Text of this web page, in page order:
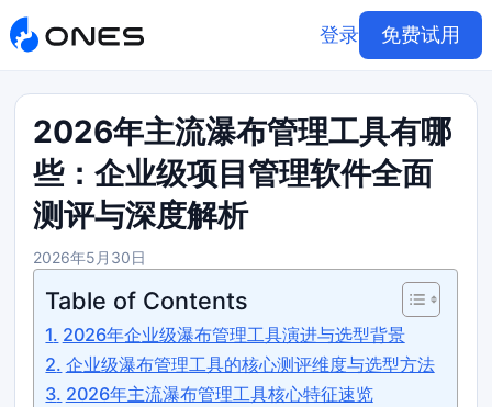
登录 免费试用
2026年主流瀑布管理工具有哪
些：企业级项目管理软件全面
测评与深度解析
2026年5月30日
Table of Contents
2026年企业级瀑布管理工具演进与选型背景
企业级瀑布管理工具的核心测评维度与选型方法
2026年主流瀑布管理工具核心特征速览